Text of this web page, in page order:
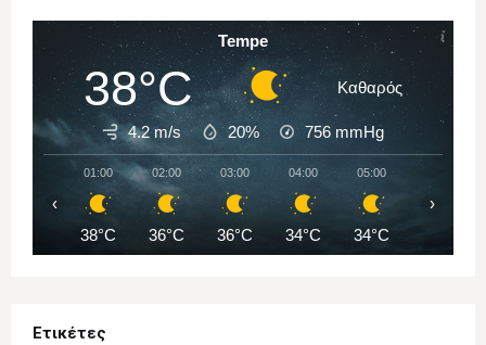
Tempe
38°C Καθαρός
4.2 m/s 20% 756 mmHg
01:00
38°C
02:00
36°C
03:00
36°C
04:00
34°C
05:00
34°C
‹ ›
Ετικέτες